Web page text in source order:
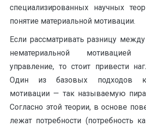
специализированных научных
понятие материальной мотивации.
Если рассматривать разницу
нематериальной
управление, то стоит привести
Один из базовых подходов к
мотивации — так называемую
Согласно этой теории, в основе
лежат потребности (потребность